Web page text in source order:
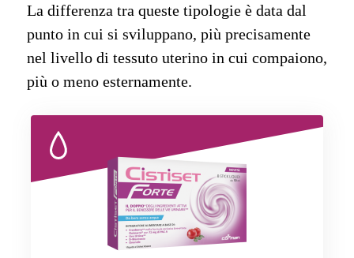
La differenza tra queste tipologie è data dal
punto in cui si sviluppano, più precisamente
nel livello di tessuto uterino in cui compaiono,
più o meno esternamente.